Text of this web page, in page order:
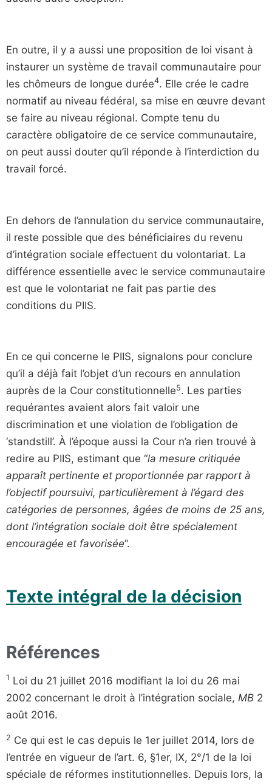
En outre, il y a aussi une proposition de loi visant à
instaurer un système de travail communautaire pour
les chômeurs de longue durée4. Elle crée le cadre
normatif au niveau fédéral, sa mise en œuvre devant
se faire au niveau régional. Compte tenu du
caractère obligatoire de ce service communautaire,
on peut aussi douter qu’il réponde à l’interdiction du
travail forcé.
En dehors de l’annulation du service communautaire,
il reste possible que des bénéficiaires du revenu
d’intégration sociale effectuent du volontariat. La
différence essentielle avec le service communautaire
est que le volontariat ne fait pas partie des
conditions du PIIS.
En ce qui concerne le PIIS, signalons pour conclure
qu’il a déjà fait l’objet d’un recours en annulation
auprès de la Cour constitutionnelle5. Les parties
requérantes avaient alors fait valoir une
discrimination et une violation de l’obligation de
‘standstill’. À l’époque aussi la Cour n’a rien trouvé à
redire au PIIS, estimant que “la mesure critiquée
apparaît pertinente et proportionnée par rapport à
l’objectif poursuivi, particulièrement à l’égard des
catégories de personnes, âgées de moins de 25 ans,
dont l’intégration sociale doit être spécialement
encouragée et favorisée”.
Texte intégral de la décision
Références
1 Loi du 21 juillet 2016 modifiant la loi du 26 mai
2002 concernant le droit à l’intégration sociale, MB 2
août 2016.
2 Ce qui est le cas depuis le 1er juillet 2014, lors de
l’entrée en vigueur de l’art. 6, §1er, IX, 2°/1 de la loi
spéciale de réformes institutionnelles. Depuis lors, la